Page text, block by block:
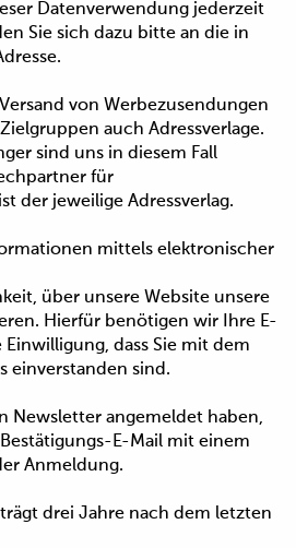
Datenverwendung jederzeit
Sie sich dazu bitte an die in
von Werbezusendungen
auch Adressverlage.
sind uns in diesem Fall
für
der jeweilige Adressverlag.
mittels elektronischer
über unsere Website unsere
Hierfür benötigen wir Ihre E-
dass Sie mit dem
einverstanden sind.
Newsletter angemeldet haben,
E-Mail mit einem
Anmeldung.
drei Jahre nach dem letzten